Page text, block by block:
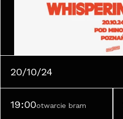
20/10/24
19:00otwarcie bram